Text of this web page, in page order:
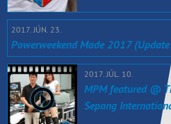
2017. JÚN. 23.
Powerweekend Made 2017
2017. JÚL. 10.
MPM featured @
Sepang